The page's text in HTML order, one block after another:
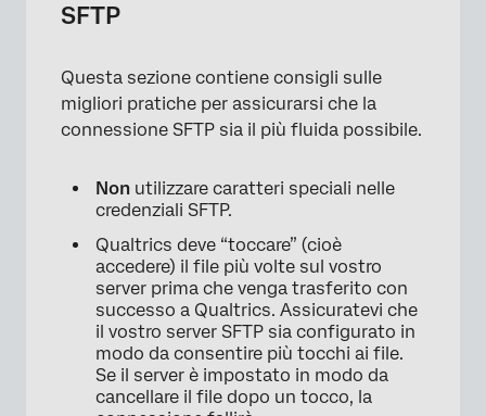
SFTP
Questa sezione contiene consigli sulle
migliori pratiche per assicurarsi che la
connessione SFTP sia il più fluida possibile.
Non utilizzare caratteri speciali nelle
credenziali SFTP.
Qualtrics deve “toccare” (cioè
accedere) il file più volte sul vostro
server prima che venga trasferito con
successo a Qualtrics. Assicuratevi che
il vostro server SFTP sia configurato in
modo da consentire più tocchi ai file.
Se il server è impostato in modo da
cancellare il file dopo un tocco, la